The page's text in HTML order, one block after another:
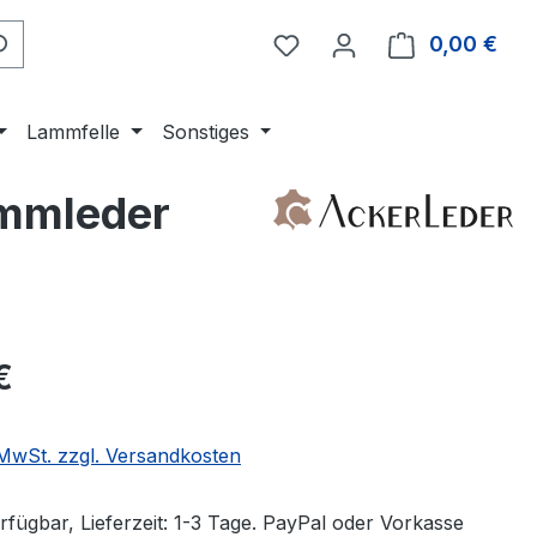
0,00 €
Lammfelle Sonstiges
zzgl. Versandkosten
Lieferzeit: 1-3 Tage. PayPal oder Vorkasse